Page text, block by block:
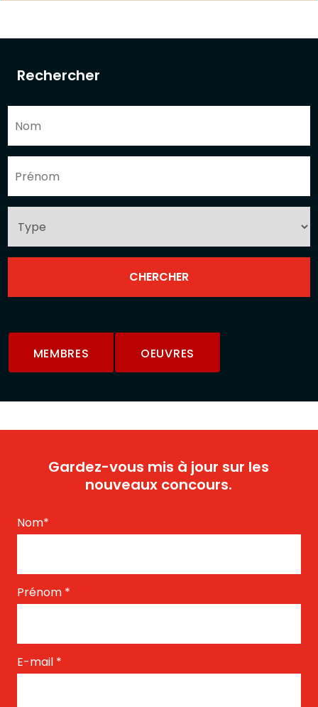
Rechercher
MEMBRES OEUVRES
Gardez-vous mis à jour sur les
nouveaux concours.
Nom*
Prénom *
E-mail *